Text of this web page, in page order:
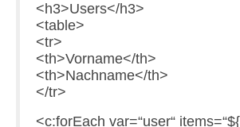
<h3>Users</h3>
<table>
<tr>
<th>Vorname</th>
<th>Nachname</th>
</tr>
<c:forEach var=“user“